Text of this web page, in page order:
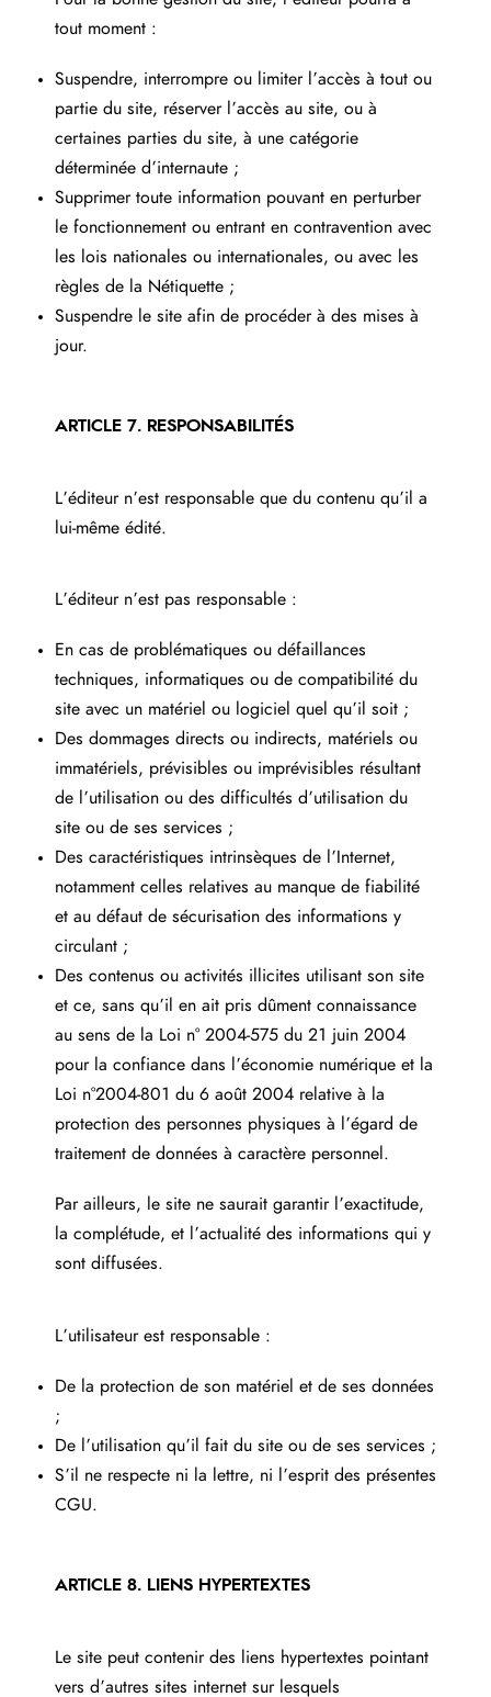
tout moment :
Suspendre, interrompre ou limiter l’accès à tout ou
partie du site, réserver l’accès au site, ou à
certaines parties du site, à une catégorie
déterminée d’internaute ;
Supprimer toute information pouvant en perturber
le fonctionnement ou entrant en contravention avec
les lois nationales ou internationales, ou avec les
règles de la Nétiquette ;
Suspendre le site afin de procéder à des mises à
jour.
ARTICLE 7. RESPONSABILITÉS
L’éditeur n’est responsable que du contenu qu’il a
lui-même édité.
L’éditeur n’est pas responsable :
En cas de problématiques ou défaillances
techniques, informatiques ou de compatibilité du
site avec un matériel ou logiciel quel qu’il soit ;
Des dommages directs ou indirects, matériels ou
immatériels, prévisibles ou imprévisibles résultant
de l’utilisation ou des difficultés d’utilisation du
site ou de ses services ;
Des caractéristiques intrinsèques de l’Internet,
notamment celles relatives au manque de fiabilité
et au défaut de sécurisation des informations y
circulant ;
Des contenus ou activités illicites utilisant son site
et ce, sans qu’il en ait pris dûment connaissance
au sens de la Loi n° 2004-575 du 21 juin 2004
pour la confiance dans l’économie numérique et la
Loi n°2004-801 du 6 août 2004 relative à la
protection des personnes physiques à l’égard de
traitement de données à caractère personnel.
Par ailleurs, le site ne saurait garantir l’exactitude,
la complétude, et l’actualité des informations qui y
sont diffusées.
L’utilisateur est responsable :
De la protection de son matériel et de ses données
;
De l’utilisation qu’il fait du site ou de ses services ;
S’il ne respecte ni la lettre, ni l’esprit des présentes
CGU.
ARTICLE 8. LIENS HYPERTEXTES
Le site peut contenir des liens hypertextes pointant
vers d’autres sites internet sur lesquels